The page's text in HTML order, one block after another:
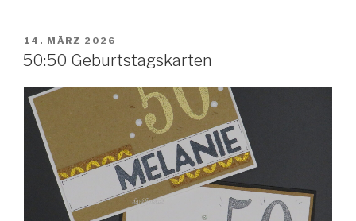
30.“
VERÖFFENTLICHT
AM
14. MÄRZ 2026
50:50 Geburtstagskarten